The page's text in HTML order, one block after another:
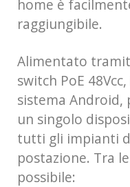
home è
raggiungibile.
Alimentato
switch PoE 48Vcc,
sistema Android,
un singolo
tutti gli impianti
postazione. Tra
possibile: